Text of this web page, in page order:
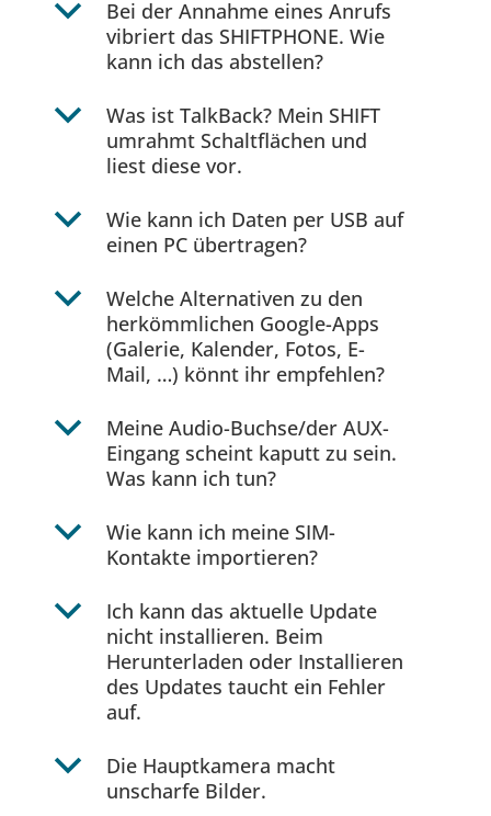
b
Bei der Annahme eines Anrufs
vibriert das SHIFTPHONE. Wie
kann ich das abstellen?
b
Was ist TalkBack? Mein SHIFT
umrahmt Schaltflächen und
liest diese vor.
b
Wie kann ich Daten per USB auf
einen PC übertragen?
b
Welche Alternativen zu den
herkömmlichen Google-Apps
(Galerie, Kalender, Fotos, E-
Mail, …) könnt ihr empfehlen?
b
Meine Audio-Buchse/der AUX-
Eingang scheint kaputt zu sein.
Was kann ich tun?
b
Wie kann ich meine SIM-
Kontakte importieren?
b
Ich kann das aktuelle Update
nicht installieren. Beim
Herunterladen oder Installieren
des Updates taucht ein Fehler
auf.
b
Die Hauptkamera macht
unscharfe Bilder.